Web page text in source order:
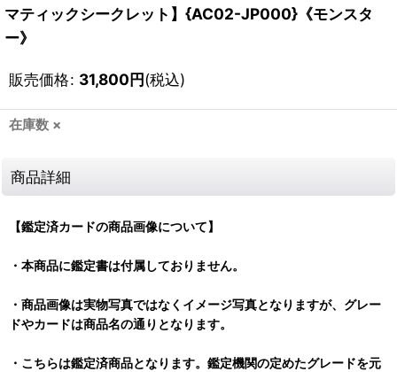
マティックシークレット】{AC02-JP000}《モンスタ
ー》
販売価格: 31,800円(税込)
在庫数 ×
商品詳細
【鑑定済カードの商品画像について】
・本商品に鑑定書は付属しておりません。
・商品画像は実物写真ではなくイメージ写真となりますが、グレー
ドやカードは商品名の通りとなります。
・こちらは鑑定済商品となります。鑑定機関の定めたグレードを元